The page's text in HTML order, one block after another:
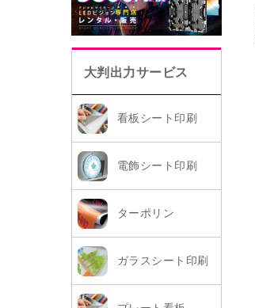
大判出力サービス
看板シート印刷
電飾シート印刷
ターポリン
ガラスシート印刷